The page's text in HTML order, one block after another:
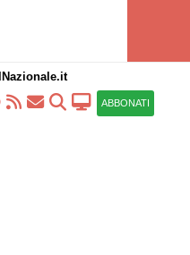
IlNazionale.it
ABBONATI